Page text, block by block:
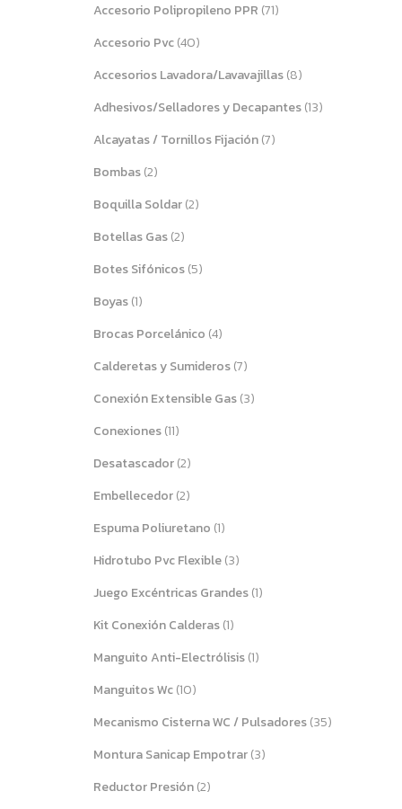
Accesorio Polipropileno PPR (71)
Accesorio Pvc(40)
Accesorios Lavadora/Lavavajillas(8)
Adhesivos/Selladores y Decapantes(13)
Alcayatas / Tornillos Fijación(7)
Bombas(2)
Boquilla Soldar(2)
Botellas Gas(2)
Botes Sifónicos(5)
Boyas(1)
Brocas Porcelánico (4)
Calderetas y Sumideros(7)
Conexión Extensible Gas(3)
Conexiones(11)
Desatascador(2)
Embellecedor(2)
Espuma Poliuretano (1)
Hidrotubo Pvc Flexible(3)
Juego Excéntricas Grandes(1)
Kit Conexión Calderas(1)
Manguito Anti-Electrólisis(1)
Manguitos Wc(10)
Mecanismo Cisterna WC / Pulsadores(35)
Montura Sanicap Empotrar(3)
Reductor Presión(2)